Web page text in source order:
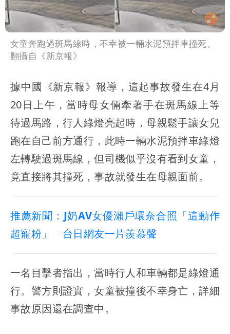
女童奔跑過斑馬線時，不幸被一輛水泥預拌車撞死。
翻攝自《新京報》
據中國《新京報》報導，這起事故發生在4月
20日上午，當時母女倆牽著手在斑馬線上等
待過馬路，行人綠燈亮起時，母親鬆手讓女兒
跑在自己前方通行，此時一輛水泥預拌車綠燈
左轉駛過斑馬線，但司機似乎沒有看到女童，
竟直接將其撞死，事故就發生在母親面前。
推薦新聞：J奶AV女優瀨戶環奈合照「這動作
超寵粉」 台日網友一片羨慕聲
一名目擊者指出，當時行人和車輛都是綠燈通
行。警方則證實，女童被撞後不幸身亡，詳細
事故原因還在調查中。